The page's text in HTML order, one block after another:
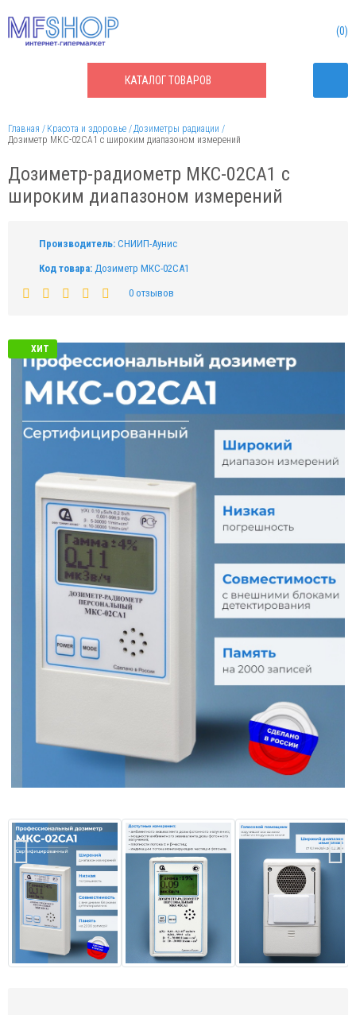
КАТАЛОГТОВАРОВ
0
Главная Красота и здоровье
Дозиметры радиации
Дозиметр МКС-02СА1 с широким диапазоном измерений
Дозиметр-радиометр МКС-02СА1 с
широким диапазоном измерений
Производитель: СНИИП-Аунис
Код товара: Дозиметр МКС-02СА1
0 отзывов
ХИТ